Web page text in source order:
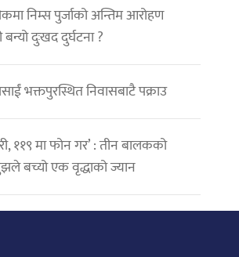
निम्स पुर्जाको अन्तिम आरोहण
दुःखद दुर्घटना ?
भक्तपुरस्थित निवासबाटै पक्राउ
११९ मा फोन गर’ : तीन बालकको
बच्यो एक वृद्धाको ज्यान